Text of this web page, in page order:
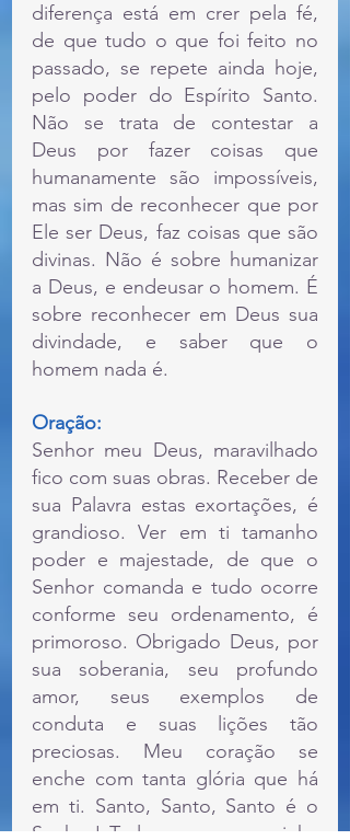
diferença está em crer pela fé,
de que tudo o que foi feito no
passado, se repete ainda hoje,
pelo poder do Espírito Santo.
Não se trata de contestar a
Deus por fazer coisas que
humanamente são impossíveis,
mas sim de reconhecer que por
Ele ser Deus, faz coisas que são
divinas. Não é sobre humanizar
a Deus, e endeusar o homem. É
sobre reconhecer em Deus sua
divindade, e saber que o
homem nada é.
Oração:
Senhor meu Deus, maravilhado
fico com suas obras. Receber de
sua Palavra estas exortações, é
grandioso. Ver em ti tamanho
poder e majestade, de que o
Senhor comanda e tudo ocorre
conforme seu ordenamento, é
primoroso. Obrigado Deus, por
sua soberania, seu profundo
amor, seus exemplos de
conduta e suas lições tão
preciosas. Meu coração se
enche com tanta glória que há
em ti. Santo, Santo, Santo é o
Senhor! Te louvo por ser minha